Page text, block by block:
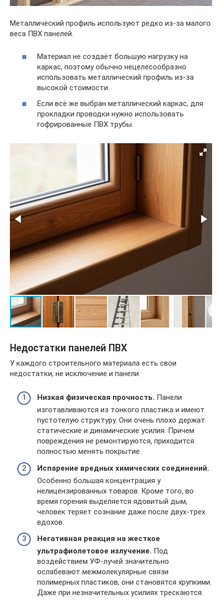
Металлический профиль используют редко из-за малого
веса ПВХ панелей.
Материал не создаёт большую нагрузку на
каркас, поэтому обычно нецелесообразно
использовать металлический профиль из-за
высокой стоимости.
Если всё же выбран металлический каркас, для
прокладки проводки нужно использовать
гофрированные ПВХ трубы.
Недостатки панелей ПВХ
У каждого строительного материала есть свои
недостатки, не исключение и панели.
Низкая физическая прочность. Панели
изготавливаются из тонкого пластика и имеют
пустотелую структуру. Они очень плохо держат
статические и динамические усилия. Причем
повреждения не ремонтируются, приходится
полностью менять покрытие.
Испарение вредных химических соединений.
Особенно большая концентрация у
нелицензированных товаров. Кроме того, во
время горения выделяется ядовитый дым,
человек теряет сознание даже после двух-трех
вдохов.
Негативная реакция на жесткое
ультрафиолетовое излучение. Под
воздействием УФ-лучей значительно
ослабевают межмолекулярные связи
полимерных пластиков, они становятся хрупкими.
Даже при незначительных усилиях трескаются.